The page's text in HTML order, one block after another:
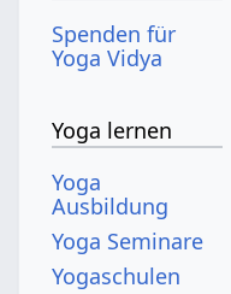
Spenden für
Yoga Vidya
Yoga lernen
Yoga
Ausbildung
Yoga Seminare
Yogaschulen